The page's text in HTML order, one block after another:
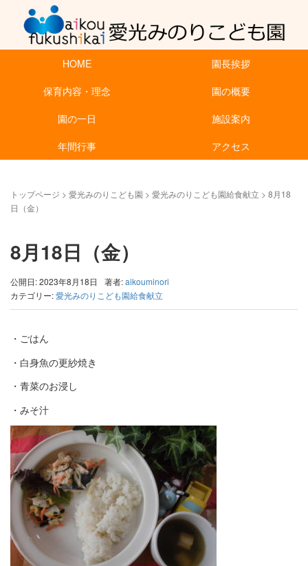
HOME
園長挨拶
保育内容・理念
園の概要
園の一日
施設案内
年間行事
アクセス
トップページ > 愛光みのりこども園 > 愛光みのりこども園給食献立 > 8月18
日（金）
8月18日（金）
公開日: 2023年8月18日 著者:aikouminori
カテゴリー:愛光みのりこども園給食献立
・ごはん
・白身魚の更紗焼き
・青菜のお浸し
・みそ汁